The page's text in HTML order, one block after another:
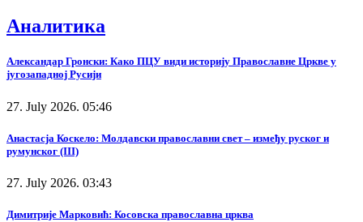
Аналитика
Александар Гронски: Како ПЦУ види историју Православне Цркве у
југозападној Русији
27. July 2026. 05:46
Анастасја Коскело: Молдавски православни свет – између руског и
румунског (III)
27. July 2026. 03:43
Димитрије Марковић: Косовска православна црква